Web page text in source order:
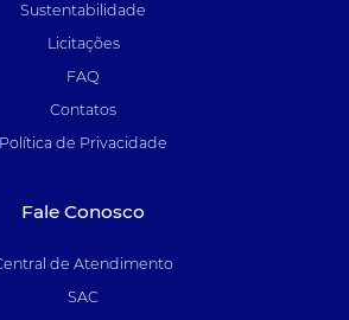
Sustentabilidade
Licitações
FAQ
Contatos
Política de Privacidade
Fale Conosco
de Atendimento
SAC